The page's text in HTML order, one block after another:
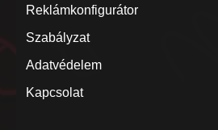
Reklámkonfigurátor
Szabályzat
Adatvédelem
Kapcsolat